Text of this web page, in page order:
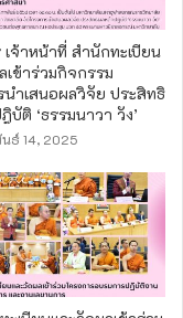
จ้าหน้าที่ สำนักทะเบียน
เข้าร่วมกิจกรรม
นำเสนอผลวิจัย ประสิทธิ
บัติ ‘ธรรมนาวา วัง’
ธ์ 14, 2025